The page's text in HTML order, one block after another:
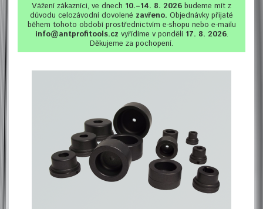
Vážení zákazníci, ve dnech 10.–14. 8. 2026 budeme mít z
důvodu celozávodní dovolené zavřeno. Objednávky přijaté
během tohoto období prostřednictvím e-shopu nebo e-mailu
info@antprofitools.cz vyřídíme v pondělí 17. 8. 2026.
Děkujeme za pochopení.